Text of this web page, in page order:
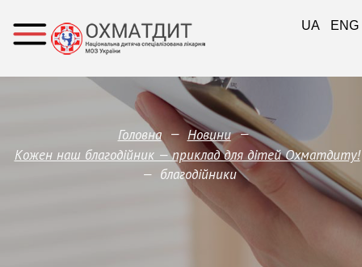
Головна — Новини —
Кожен наш благодійник — приклад для дітей Охматдиту!
— благодійники
UA ENG